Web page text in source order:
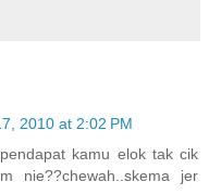
2010 at 2:02 PM
kamu elok tak cik
jer